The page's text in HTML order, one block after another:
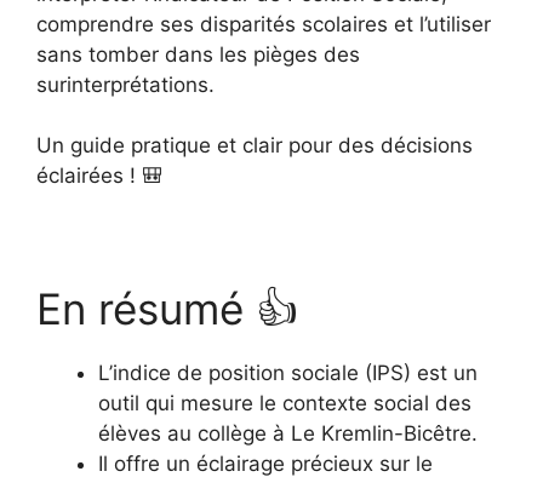
comprendre ses disparités scolaires et l’utiliser
sans tomber dans les pièges des
surinterprétations.
Un guide pratique et clair pour des décisions
éclairées ! 🎒
En résumé 👍
L’indice de position sociale (IPS) est un
outil qui mesure le contexte social des
élèves au collège à Le Kremlin-Bicêtre.
Il offre un éclairage précieux sur le